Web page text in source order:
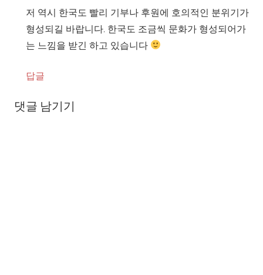
저 역시 한국도 빨리 기부나 후원에 호의적인 분위기가
형성되길 바랍니다. 한국도 조금씩 문화가 형성되어가
는 느낌을 받긴 하고 있습니다
답글
댓글 남기기